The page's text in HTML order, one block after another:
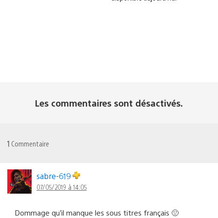
Les commentaires sont désactivés.
1 Commentaire
sabre-619
07/05/2019 à 14:05
Dommage qu’il manque les sous titres français 🙁